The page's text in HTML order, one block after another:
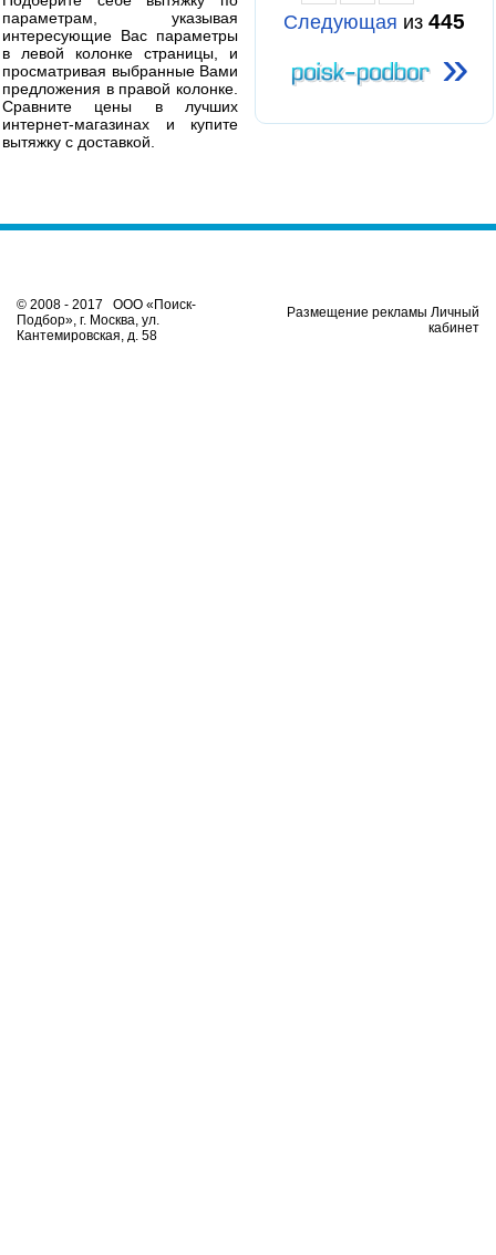
Следующая из 445
»
параметрам, указывая
интересующие Вас параметры
в левой колонке страницы, и
просматривая выбранные Вами
предложения в правой колонке.
Сравните цены в лучших
интернет-магазинах и купите
вытяжку с доставкой.
© 2008 - 2017 ООО «Поиск-
Подбор», г. Москва, ул.
Кантемировская, д. 58
Размещение рекламы Личный
кабинет